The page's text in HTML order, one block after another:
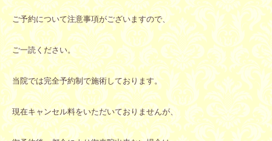
ご予約について注意事項がございますので、
ご一読ください。
当院では完全予約制で施術しております。
現在キャンセル料をいただいておりませんが、